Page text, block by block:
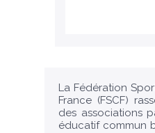
La Fédération
France (FSCF)
des associations
éducatif commun